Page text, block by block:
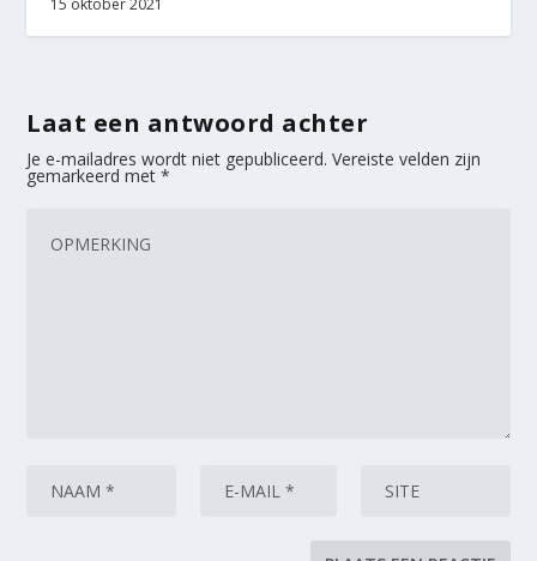
Laat een antwoord achter
Je e-mailadres wordt niet gepubliceerd. Vereiste velden zijn
gemarkeerd met*